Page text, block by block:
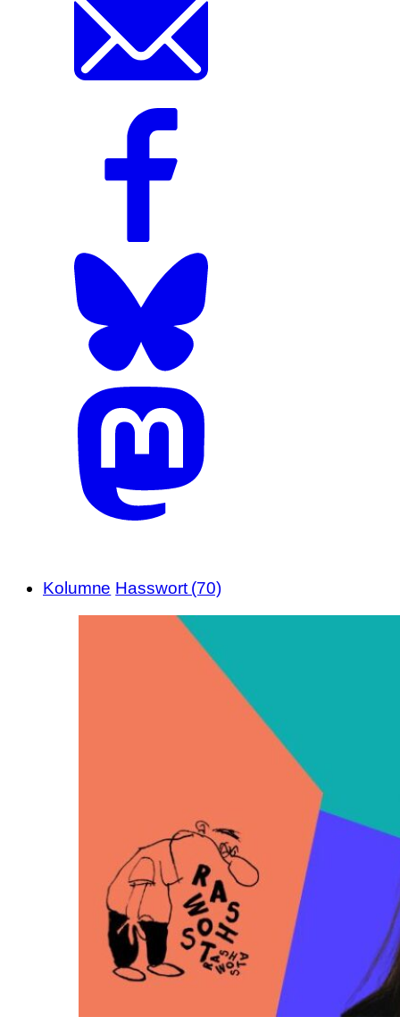
Kolumne Hasswort (70)